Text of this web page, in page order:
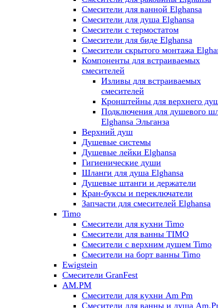
Смесители для ванной Elghansa
Смесители для душа Elghansa
Смесители с термостатом
Смесители для биде Elghansa
Смесители скрытого монтажа
Компоненты для встраиваемых
смесителей
Изливы для встраиваемых
смесителей
Кронштейны для верхнего
Подключения для душевого
Elghansa Эльганза
Верхний душ
Душевые системы
Душевые лейки Elghansa
Гигиенические души
Шланги для душа Elghansa
Душевые штанги и держатели
Кран-буксы и переключатели
Запчасти для смесителей Elghansa
Timo
Смесители для кухни Timo
Смесители для ванны TIMO
Смесители с верхним душем Timo
Смесители на борт ванны Timo
Ewigstein
Смесители GranFest
AM.PM
Смесители для кухни Am Pm
Смесители для ванны и душа